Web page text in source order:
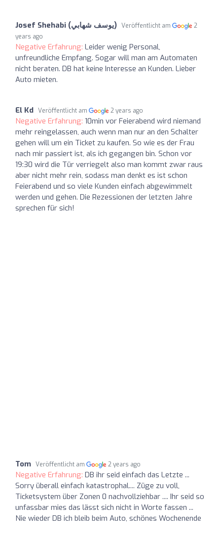
Josef Shehabi (‫يوسف شهابي‬‎) Veröffentlicht am
2
years ago
Negative Erfahrung: Leider wenig Personal,
unfreundliche Empfang. Sogar will man am Automaten
nicht beraten. DB hat keine Interesse an Kunden. Lieber
Auto mieten.
El Kd Veröffentlicht am 2 years ago
Negative Erfahrung: 10min vor Feierabend wird niemand
mehr reingelassen, auch wenn man nur an den Schalter
gehen will um ein Ticket zu kaufen. So wie es der Frau
nach mir passiert ist, als ich gegangen bin. Schon vor
19:30 wird die Tür verriegelt also man kommt zwar raus
aber nicht mehr rein, sodass man denkt es ist schon
Feierabend und so viele Kunden einfach abgewimmelt
werden und gehen. Die Rezessionen der letzten Jahre
sprechen für sich!
Tom Veröffentlicht am 2 years ago
Negative Erfahrung: DB ihr seid einfach das Letzte ...
Sorry überall einfach katastrophal.... Züge zu voll,
Ticketsystem über Zonen 0 nachvollziehbar .... Ihr seid so
unfassbar mies das lässt sich nicht in Worte fassen ...
Nie wieder DB ich bleib beim Auto, schönes Wochenende